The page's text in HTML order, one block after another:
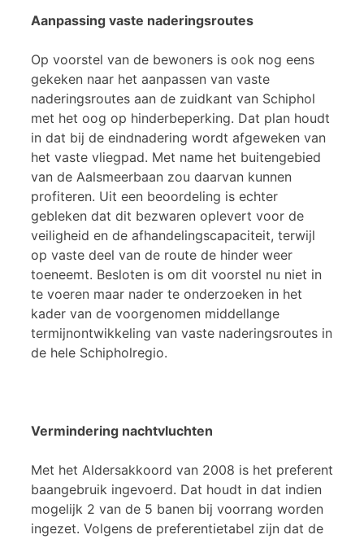
Aanpassing vaste naderingsroutes
Op voorstel van de bewoners is ook nog eens
gekeken naar het aanpassen van vaste
naderingsroutes aan de zuidkant van Schiphol
met het oog op hinderbeperking. Dat plan houdt
in dat bij de eindnadering wordt afgeweken van
het vaste vliegpad. Met name het buitengebied
van de Aalsmeerbaan zou daarvan kunnen
profiteren. Uit een beoordeling is echter
gebleken dat dit bezwaren oplevert voor de
veiligheid en de afhandelingscapaciteit, terwijl
op vaste deel van de route de hinder weer
toeneemt. Besloten is om dit voorstel nu niet in
te voeren maar nader te onderzoeken in het
kader van de voorgenomen middellange
termijnontwikkeling van vaste naderingsroutes in
de hele Schipholregio.
Vermindering nachtvluchten
Met het Aldersakkoord van 2008 is het preferent
baangebruik ingevoerd. Dat houdt in dat indien
mogelijk 2 van de 5 banen bij voorrang worden
ingezet. Volgens de preferentietabel zijn dat de